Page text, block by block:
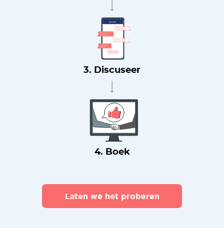
3. Discuseer
4. Boek
Laten we het proberen